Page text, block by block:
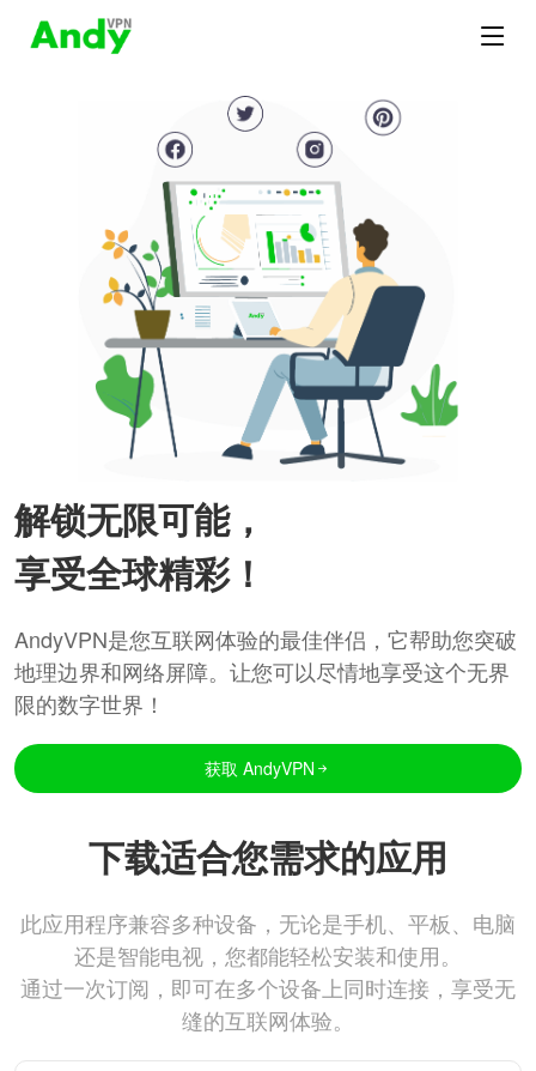
解锁无限可能，
享受全球精彩！
AndyVPN是您互联网体验的最佳伴侣，它帮助您突破
地理边界和网络屏障。让您可以尽情地享受这个无界
限的数字世界！
获取 AndyVPN
下载适合您需求的应用
此应用程序兼容多种设备，无论是手机、平板、电脑
还是智能电视，您都能轻松安装和使用。
通过一次订阅，即可在多个设备上同时连接，享受无
缝的互联网体验。